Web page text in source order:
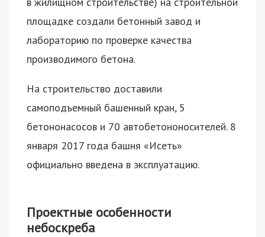
площадке создали бетонный завод и
лабораторию по проверке качества
производимого бетона.
На строительство доставили
самоподъемный башенный кран, 5
бетононасосов и 70 автобетононосителей. 8
января 2017 года башня «Исеть»
официально введена в эксплуатацию.
Проектные особенности
небоскреба